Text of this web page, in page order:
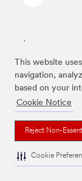
This website
navigation,
based on your
Cookie Notice
Reject Non-
Cookie
Las marcas